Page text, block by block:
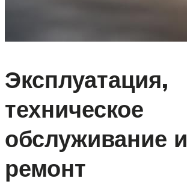
Эксплуатация,
техническое
обслуживание и
ремонт